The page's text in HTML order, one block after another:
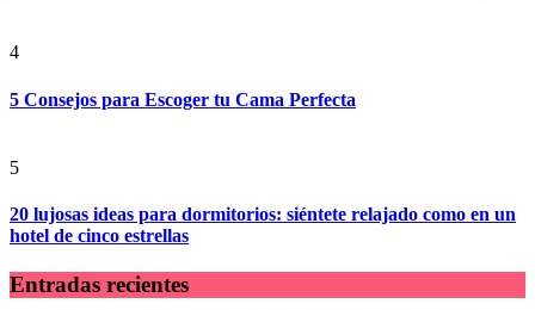
4
5 Consejos para Escoger tu Cama Perfecta
5
20 lujosas ideas para dormitorios: siéntete relajado como en un
hotel de cinco estrellas
Entradas recientes